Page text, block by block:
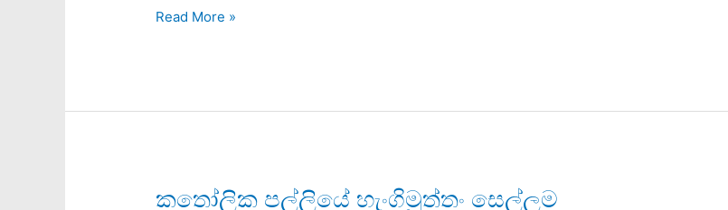
ආශිර්වාද
Read More »
කතෝලික පල්ලියේ හැංගිමුත්තං සෙල්ලම
කතෝලික